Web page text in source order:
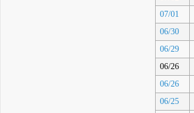
07/01
06/30
06/29
06/26
06/26
06/25